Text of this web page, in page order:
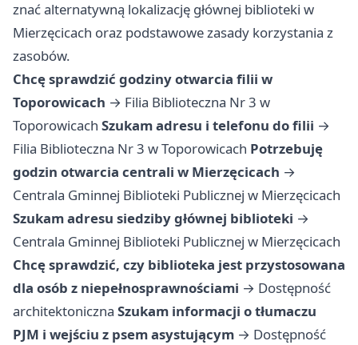
znać alternatywną lokalizację głównej biblioteki w
Mierzęcicach oraz podstawowe zasady korzystania z
zasobów.
Chcę sprawdzić godziny otwarcia filii w
Toporowicach → Filia Biblioteczna Nr 3 w
Toporowicach Szukam adresu i telefonu do filii →
Filia Biblioteczna Nr 3 w Toporowicach Potrzebuję
godzin otwarcia centrali w Mierzęcicach →
Centrala Gminnej Biblioteki Publicznej w Mierzęcicach
Szukam adresu siedziby głównej biblioteki →
Centrala Gminnej Biblioteki Publicznej w Mierzęcicach
Chcę sprawdzić, czy biblioteka jest przystosowana
dla osób z niepełnosprawnościami → Dostępność
architektoniczna Szukam informacji o tłumaczu
PJM i wejściu z psem asystującym → Dostępność